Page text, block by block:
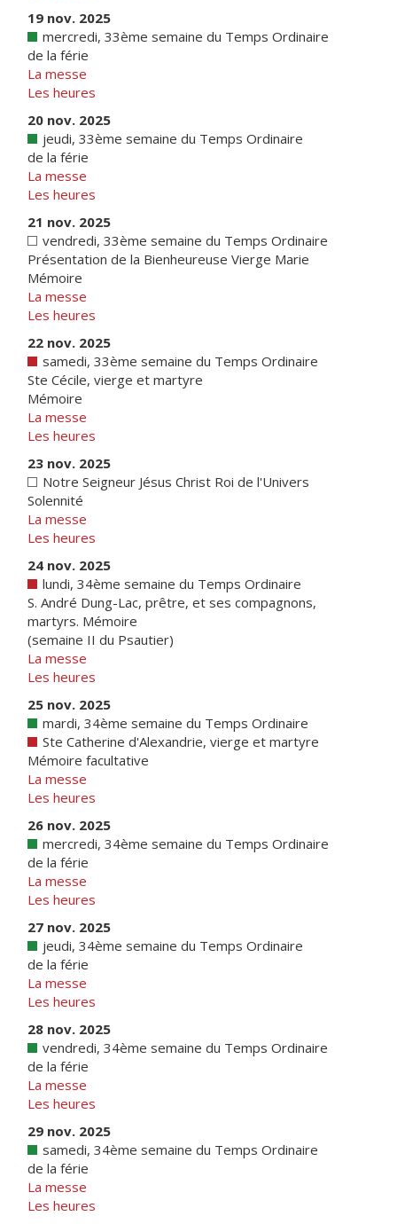
19 nov. 2025
mercredi, 33ème semaine du Temps Ordinaire
de la férie
La messe
Les heures
20 nov. 2025
jeudi, 33ème semaine du Temps Ordinaire
de la férie
La messe
Les heures
21 nov. 2025
vendredi, 33ème semaine du Temps Ordinaire
Présentation de la Bienheureuse Vierge Marie
Mémoire
La messe
Les heures
22 nov. 2025
samedi, 33ème semaine du Temps Ordinaire
Ste Cécile, vierge et martyre
Mémoire
La messe
Les heures
23 nov. 2025
Notre Seigneur Jésus Christ Roi de l'Univers
Solennité
La messe
Les heures
24 nov. 2025
lundi, 34ème semaine du Temps Ordinaire
S. André Dung-Lac, prêtre, et ses compagnons,
martyrs. Mémoire
(semaine II du Psautier)
La messe
Les heures
25 nov. 2025
mardi, 34ème semaine du Temps Ordinaire
Ste Catherine d'Alexandrie, vierge et martyre
Mémoire facultative
La messe
Les heures
26 nov. 2025
mercredi, 34ème semaine du Temps Ordinaire
de la férie
La messe
Les heures
27 nov. 2025
jeudi, 34ème semaine du Temps Ordinaire
de la férie
La messe
Les heures
28 nov. 2025
vendredi, 34ème semaine du Temps Ordinaire
de la férie
La messe
Les heures
29 nov. 2025
samedi, 34ème semaine du Temps Ordinaire
de la férie
La messe
Les heures